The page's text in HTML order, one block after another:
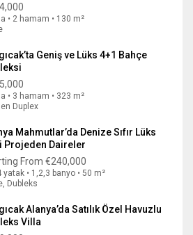
• 2 hamam • 130 m²
Geniş ve Lüks 4+1 Bahçe
• 3 hamam • 323 m²
Duplex
Mahmutlar’da Denize Sıfır Lüks
Projeden Daireler
From €240,000
yatak • 1,2,3 banyo • 50 m²
Dubleks
Alanya’da Satılık Özel Havuzlu
Villa